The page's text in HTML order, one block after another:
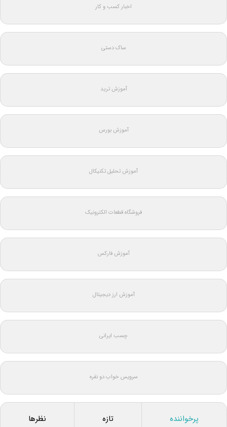
اخبار کسب و کار
ساک دستی
آموزش ترید
آموزش بورس
آموزش تحلیل تکنیکال
فروشگاه قطعات الکترونیک
آموزش فارکس
آموزش ارز دیجیتال
چسب ایرانی
سرویس خواب دو نفره
پرخواننده تازه نظرها